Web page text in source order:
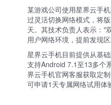
某游戏公司使用星界云手
过灵活切换网络模式，将
天。其技术负责人表示："
用户网络环境，提前发现
星界云手机目前提供从基
支持Android 7.1至13多个
界云手机官网客服获取定
可申请1天专属网络试用体